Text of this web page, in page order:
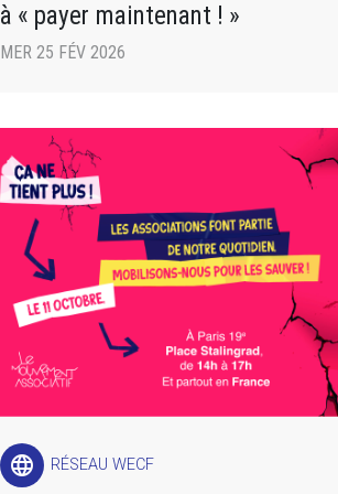
à « payer maintenant ! »
MER 25 FÉV 2026
language RÉSEAU WECF